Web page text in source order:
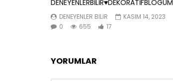
DENEYENLERBİLİR♥️DEKORATİFBLOGUM
DENEYENLER BILIR
KASIM 14, 2023
0
655 17
YORUMLAR